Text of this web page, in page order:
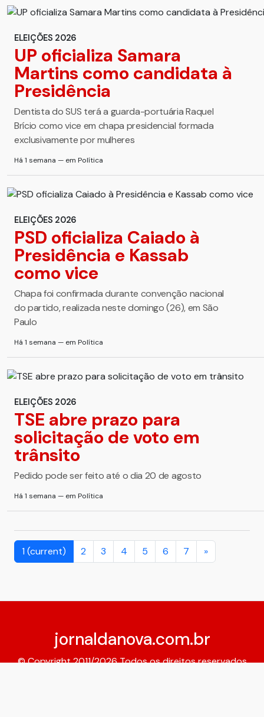
ELEIÇÕES 2026
UP oficializa Samara
Martins como candidata à
Presidência
Dentista do SUS terá a guarda-portuária Raquel
Brício como vice em chapa presidencial formada
exclusivamente por mulheres
Há 1 semana — em Política
ELEIÇÕES 2026
PSD oficializa Caiado à
Presidência e Kassab
como vice
Chapa foi confirmada durante convenção nacional
do partido, realizada neste domingo (26), em São
Paulo
Há 1 semana — em Política
ELEIÇÕES 2026
TSE abre prazo para
solicitação de voto em
trânsito
Pedido pode ser feito até o dia 20 de agosto
Há 1 semana — em Política
1 (current) 2 3 4 5 6 7 »
jornaldanova.com.br
© Copyright 2011/2026 Todos os direitos reservados